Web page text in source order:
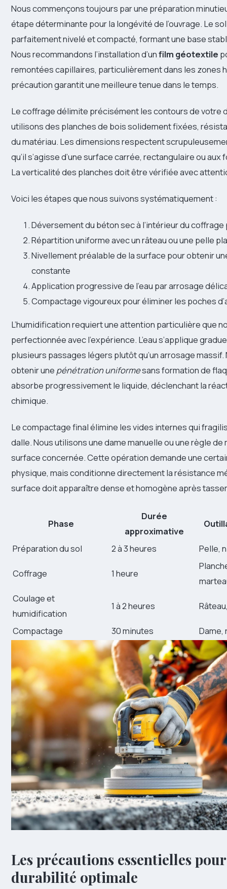
Nous commençons toujours par une préparation
étape déterminante pour la longévité de l’ouvrage. Le
parfaitement nivelé et compacté, formant une base
Nous recommandons l’installation d’unfilm géotextile
remontées capillaires, particulièrement dans les zones
précaution garantit une meilleure tenue dans le temps.
Le coffrage délimite précisément les contours de votre
utilisons des planches de bois solidement fixées,
du matériau. Les dimensions respectent
qu’il s’agisse d’une surface carrée, rectangulaire ou
La verticalité des planches doit être vérifiée avec
Voici les étapes que nous suivons systématiquement :
Déversement du béton sec à l’intérieur du
Répartition uniforme avec un râteau ou une pelle
Nivellement préalable de la surface pour obtenir
constante
Application progressive de l’eau par arrosage
Compactage vigoureux pour éliminer les poches
L’humidification requiert une attention particulière que
perfectionnée avec l’expérience. L’eau s’applique
plusieurs passages légers plutôt qu’un arrosage massif.
obtenir une pénétration uniformesans formation de
absorbe progressivement le liquide, déclenchant la
chimique.
Le compactage final élimine les vides internes qui
dalle. Nous utilisons une dame manuelle ou une règle de
surface concernée. Cette opération demande une
physique, mais conditionne directement la résistance
surface doit apparaître dense et homogène après
Phase
Durée
approximative
Préparation du sol 2 à 3 heures Pelle,
Coffrage 1 heure
Coulage et
humidification
1 à 2 heures
Compactage 30 minutes Dame,
Les précautions essentielles
durabilité optimale